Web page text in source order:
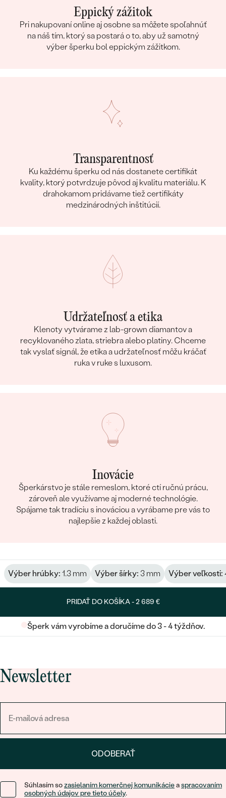
Eppický zážitok
Pri nakupovaní online aj osobne sa môžete spoľahnúť
na náš tím, ktorý sa postará o to, aby už samotný
výber šperku bol eppickým zážitkom.
Transparentnosť
Ku každému šperku od nás dostanete certifikát
kvality, ktorý potvrdzuje pôvod aj kvalitu materiálu. K
drahokamom pridávame tiež certifikáty
medzinárodných inštitúcií.
Udržateľnosť a etika
Klenoty vytvárame z lab-grown diamantov a
recyklovaného zlata, striebra alebo platiny. Chceme
tak vyslať signál, že etika a udržateľnosť môžu kráčať
ruka v ruke s luxusom.
Inovácie
Šperkárstvo je stále remeslom, ktoré ctí ručnú prácu,
zároveň ale využívame aj moderné technológie.
Spájame tak tradíciu s inováciou a vyrábame pre vás to
najlepšie z každej oblasti.
Výber hrúbky: 1.3 mm Výber šírky: 3 mm Výber veľkosti:
PRIDAŤ DO KOŠÍKA -2 689 €
Šperk vám vyrobíme a doručíme do 3 - 4 týždňov.
Newsletter
ODOBERAŤ
Súhlasím sozasielaním komerčnej komunikácieaspracovaním
osobných údajov pre tieto účely.